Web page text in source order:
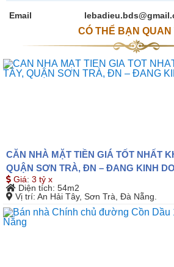
Email
CÓ THỂ BẠN QUAN
CĂN NHÀ MẶT TIỀN GIÁ TỐT NHẤT
QUẬN SƠN TRÀ, ĐN – ĐANG KINH
Giá: 3 tỷ x
Diện tích: 54m2
Vị trí: An Hải Tây, Sơn Trà, Đà Nẵng.